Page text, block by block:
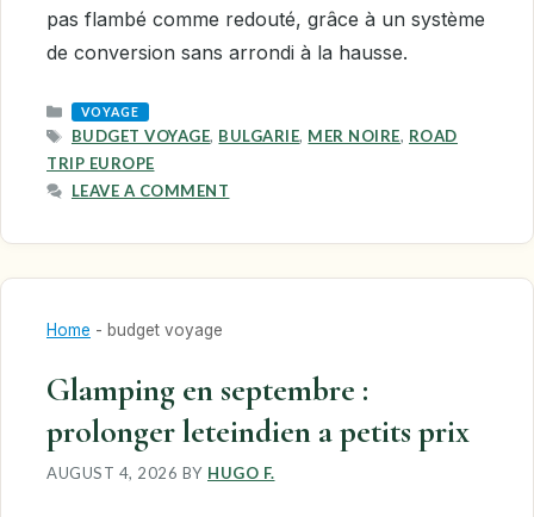
pas flambé comme redouté, grâce à un système
de conversion sans arrondi à la hausse.
CATEGORIES
VOYAGE
TAGS
BUDGET VOYAGE, BULGARIE, MER NOIRE, ROAD
TRIP EUROPE
LEAVE A COMMENT
Home - budget voyage
Glamping en septembre :
prolonger leteindien a petits prix
AUGUST 4, 2026 BY HUGO F.